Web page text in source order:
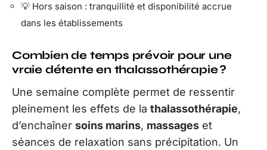
💡 Hors saison : tranquillité et disponibilité accrue
dans les établissements
Combien de temps prévoir pour une
vraie détente en thalassothérapie ?
Une semaine complète permet de ressentir
pleinement les effets de la thalassothérapie,
d’enchaîner soins marins, massages et
séances de relaxation sans précipitation. Un